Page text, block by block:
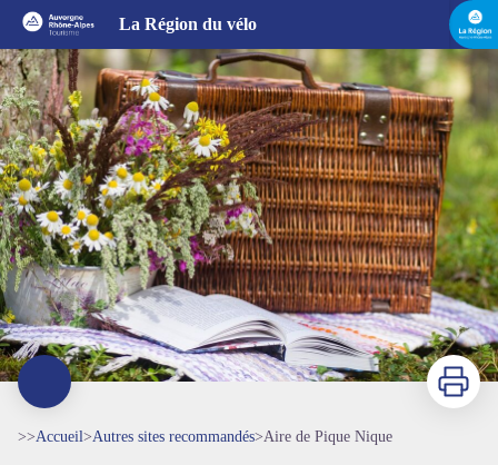
La Région du vélo
Imprimer
>>Accueil>Autres sites recommandés>Aire de Pique Nique